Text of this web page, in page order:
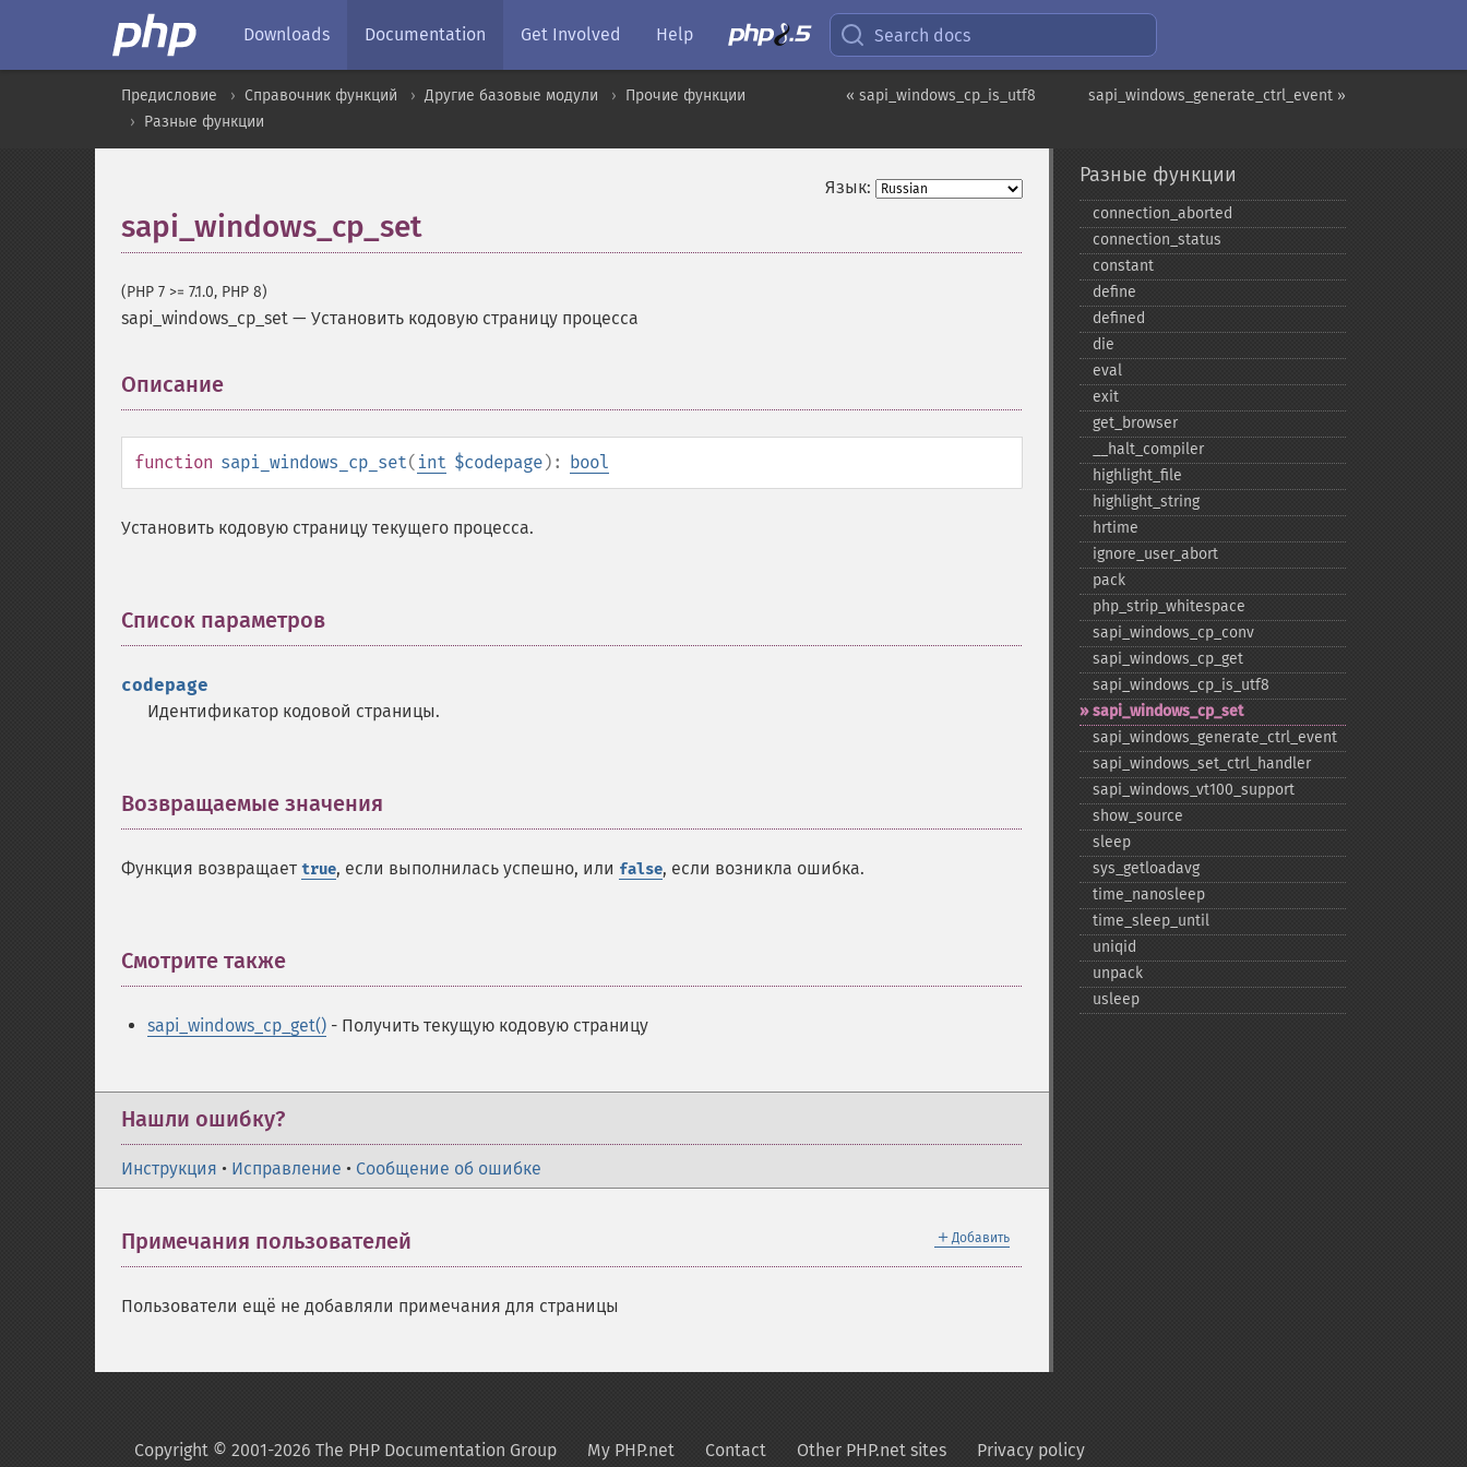
Downloads Documentation Get Involved Help Search docs
sapi_windows_generate_ctrl_event »
« sapi_windows_cp_is_utf8
Предисловие Справочник функций Другие базовые модули
Прочие функции
Разные функции
Язык:
sapi_windows_cp_set
(PHP 7 >= 7.1.0, PHP 8)
sapi_windows_cp_set — Установить кодовую страницу процесса
Описание
function sapi_windows_cp_set( int $codepage): bool
Установить кодовую страницу текущего процесса.
Список параметров
codepage
Идентификатор кодовой страницы.
Возвращаемые значения
Функция возвращает true, если выполнилась успешно, или false, если возникла ошибка.
Смотрите также
sapi_windows_cp_get() - Получить текущую кодовую страницу
Нашли ошибку?
Инструкция • Исправление • Сообщение об ошибке
＋ Добавить
Примечания пользователей
Пользователи ещё не добавляли примечания для страницы
Разные функции
connection_​aborted
connection_​status
constant
define
defined
die
eval
exit
get_​browser
_​_​halt_​compiler
highlight_​file
highlight_​string
hrtime
ignore_​user_​abort
pack
php_​strip_​whitespace
sapi_​windows_​cp_​conv
sapi_​windows_​cp_​get
sapi_​windows_​cp_​is_​utf8
sapi_​windows_​cp_​set
sapi_​windows_​generate_​ctrl_​event
sapi_​windows_​set_​ctrl_​handler
sapi_​windows_​vt100_​support
show_​source
sleep
sys_​getloadavg
time_​nanosleep
time_​sleep_​until
uniqid
unpack
usleep
Copyright © 2001-2026 The PHP Documentation Group My PHP.net Contact Other PHP.net sites Privacy policy